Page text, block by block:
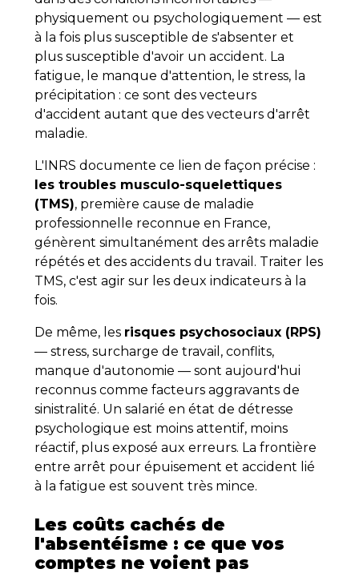
physiquement ou psychologiquement — est
à la fois plus susceptible de s'absenter et
plus susceptible d'avoir un accident. La
fatigue, le manque d'attention, le stress, la
précipitation : ce sont des vecteurs
d'accident autant que des vecteurs d'arrêt
maladie.
L'INRS documente ce lien de façon précise :
les troubles musculo-squelettiques
(TMS), première cause de maladie
professionnelle reconnue en France,
génèrent simultanément des arrêts maladie
répétés et des accidents du travail. Traiter les
TMS, c'est agir sur les deux indicateurs à la
fois.
De même, les risques psychosociaux (RPS)
— stress, surcharge de travail, conflits,
manque d'autonomie — sont aujourd'hui
reconnus comme facteurs aggravants de
sinistralité. Un salarié en état de détresse
psychologique est moins attentif, moins
réactif, plus exposé aux erreurs. La frontière
entre arrêt pour épuisement et accident lié
à la fatigue est souvent très mince.
Les coûts cachés de
l'absentéisme : ce que vos
comptes ne voient pas